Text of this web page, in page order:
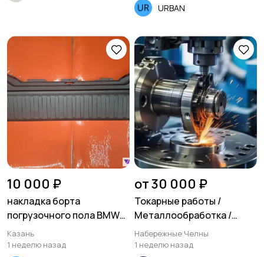
URBAN
10 000 ₽
накладка борта
погрузочного пола BMW
x5
Казань
1 неделю назад
от 30 000 ₽
Токарные работы /
Металлообработка /
Фрезеровка
Набережные Челны
1 неделю назад